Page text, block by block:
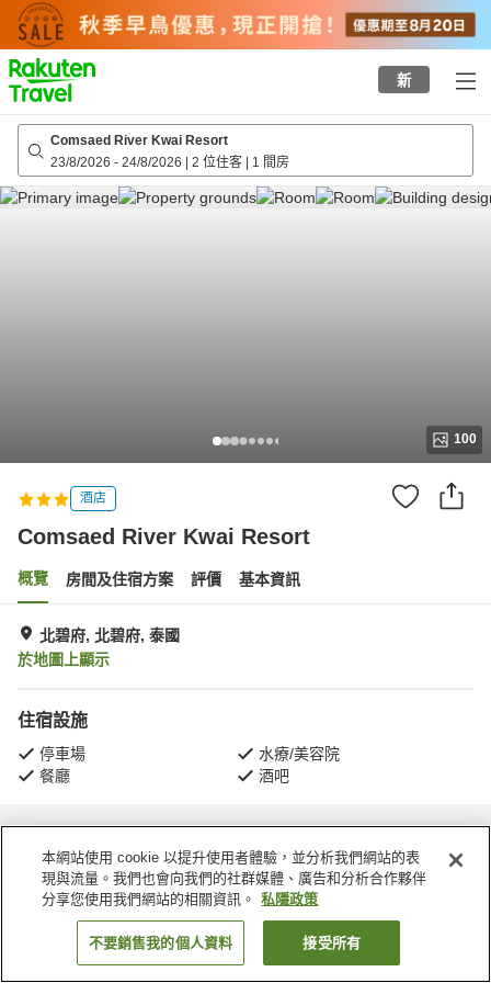
to
top
page
新
Comsaed River Kwai Resort
23/8/2026 - 24/8/2026 | 2 位住客 | 1 間房
100
酒店
Comsaed River Kwai Resort
概覽 房間及住宿方案 評價 基本資訊
北碧府, 北碧府, 泰國
於地圖上顯示
住宿設施
停車場
水療/美容院
餐廳
酒吧
主頁 泰國 北碧府 北碧府 Comsaed River Kwai Resort
找客房
本網站使用 cookie 以提升使用者體驗，並分析我們網站的表
現與流量。我們也會向我們的社群媒體、廣告和分析合作夥伴
分享您使用我們網站的相關資訊。
私隱政策
不要銷售我的個人資料 接受所有